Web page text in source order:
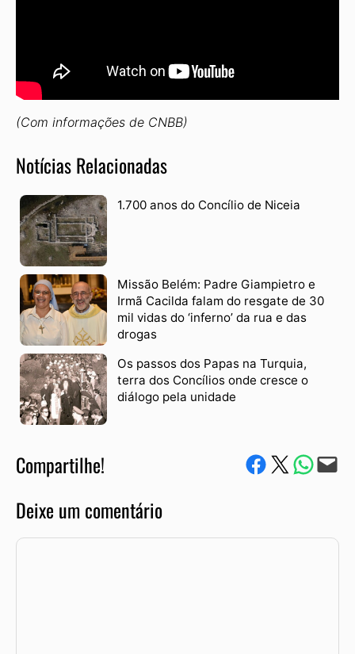
(Com informações de CNBB)
Notícias Relacionadas
1.700 anos do Concílio de Niceia
Missão Belém: Padre Giampietro e
Irmã Cacilda falam do resgate de 30
mil vidas do ‘inferno’ da rua e das
drogas
Os passos dos Papas na Turquia,
terra dos Concílios onde cresce o
diálogo pela unidade
Compartilhe! Compartilhe no Facebook
Compartilhe no Twitter
Compartile via
Envie via e-mail
Deixe um comentário
Comentário